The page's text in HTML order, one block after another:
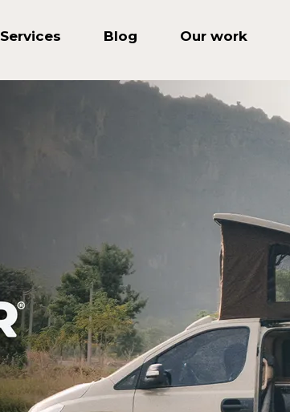
Services Blog Our work